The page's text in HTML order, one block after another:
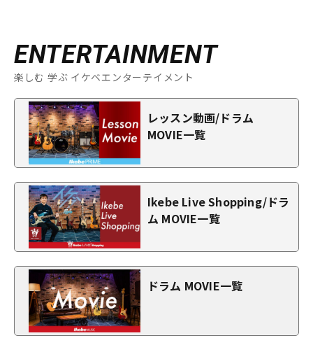
ENTERTAINMENT
楽しむ 学ぶ イケベエンターテイメント
レッスン動画/ドラム
MOVIE一覧
Ikebe Live Shopping/ドラ
ム MOVIE一覧
ドラム MOVIE一覧